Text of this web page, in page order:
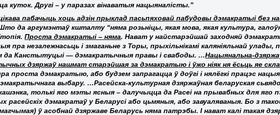
куток. Другі – у паразах вінаватыя нацыяналісты.”
пабачыць хоць адзін прыклад пасьпяховай пабудовы дэмакратыі без
да аргумэнтаў кшталту “няма розьніцы, якая мова, якая культура,
Проста дэмакратыі – няма. Нават у найстарэйшай заходняй
пра незалежнасьць і змаганьне з Торы, прыхільнікамі каляніяльнай
да Канстытуцыі — дэмакратычныя правы і свабоды. …Нацыянальна-
дзяржаў нашмат старэйшая за дэмакратыю і ўжо ніяк ня ёсьць яе
проста дэмакратыю, або будзем запрагацца ў доўгі і нялёгкі працэс
выбару. …Расейска-культурная дзяржаўная беларуская
толькі яго мэты ясныя – далучыцца да Расеі на прывабных для яго
расейскіх дэмакратаў у Беларусі або цьмяныя, або завуаляваныя. Бо з
ў асобнай дзяржаве Беларусь няма патрэбы. І нават калі такая